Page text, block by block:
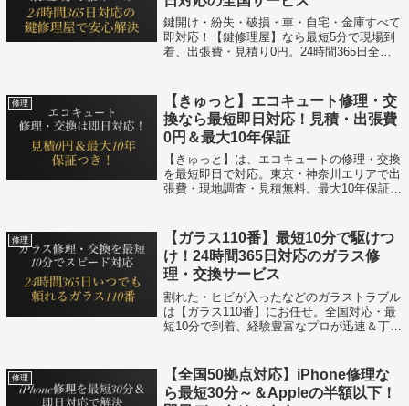
鍵開け・紛失・破損・車・自宅・金庫すべて
即対応！【鍵修理屋】なら最短5分で現場到
着、出張費・見積り0円。24時間365日全国
修理
【きゅっと】エコキュート修理・交
換なら最短即日対応！見積・出張費
0円＆最大10年保証
【きゅっと】は、エコキュートの修理・交換
を最短即日で対応。東京・神奈川エリアで出
張費・現地調査・見積無料。最大10年保証つ
修理
【ガラス110番】最短10分で駆けつ
け！24時間365日対応のガラス修
理・交換サービス
割れた・ヒビが入ったなどのガラストラブル
は【ガラス110番】にお任せ。全国対応・最
短10分で到着、経験豊富なプロが迅速＆丁寧
修理
【全国50拠点対応】iPhone修理な
ら最短30分～＆Appleの半額以下！